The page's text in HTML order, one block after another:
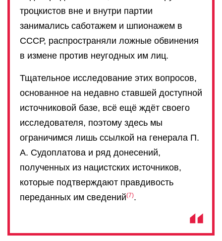
троцкистов вне и внутри партии
занимались саботажем и шпионажем в
СССР, распространяли ложные обвинения
в измене против неугодных им лиц.
Тщательное исследование этих вопросов,
основанное на недавно ставшей доступной
источниковой базе, всё ещё ждёт своего
исследователя, поэтому здесь мы
ограничимся лишь ссылкой на генерала П.
А. Судоплатова и ряд донесений,
полученных из нацистских источников,
которые подтверждают правдивость
переданных им сведений 7 .